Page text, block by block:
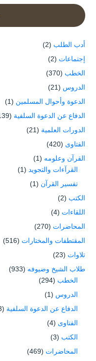
أدب الطلب (2)
إجتماعات (2)
الخطب (370)
الدروس (21)
الدعوة وأحوال المسلمين (1)
الدفاع عن الدعوة السلفية (139)
الدورات العلمية (21)
الفتاوى (420)
القرآن وعلومه (1)
القرآءات والتجويد (1)
تفسير القرآن (1)
الكتب (2)
اللقاءات (4)
المحاضرات (270)
المقتطفات والمختارات (516)
تلاوات (23)
طلاب الشيخ وضيوفه (933)
الخطب (294)
الدروس (1)
الدفاع عن الدعوة السلفية (3)
الفتاوى (4)
الكتب (3)
المحاضرات (469)